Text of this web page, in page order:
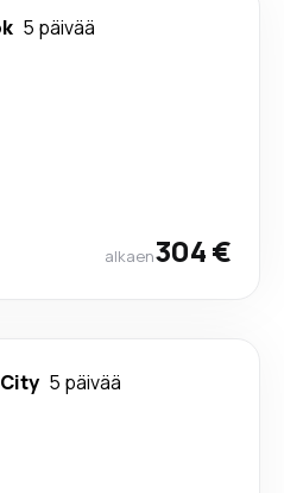
5 päivää
alkaen304 €
5 päivää